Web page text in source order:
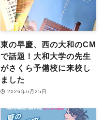
東の早慶、西の大和のCM
で話題！大和大学の先生
がさくら予備校に来校し
ました
2026年6月25日